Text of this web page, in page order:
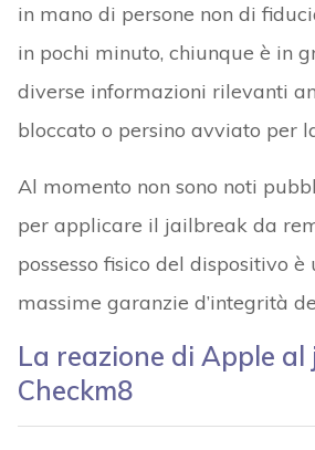
in mano di persone non di
in pochi minuto, chiunque è in
diverse informazioni rilevanti
bloccato o persino avviato per
Al momento non sono noti
per applicare il jailbreak da
possesso fisico del dispositivo è
massime garanzie d’integrità
La reazione di Apple
Checkm8